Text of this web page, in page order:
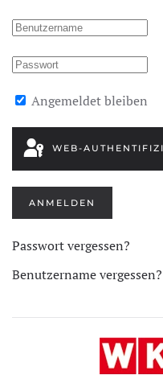
Angemeldet bleiben
WEB-
ANMELDEN
Passwort vergessen?
Benutzername vergessen?